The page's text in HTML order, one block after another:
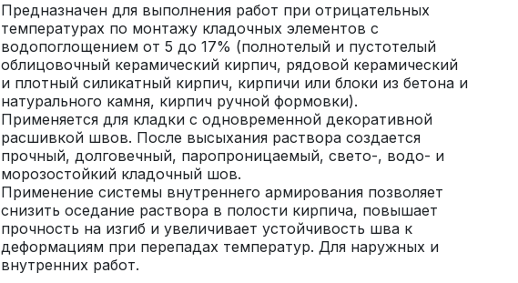
Предназначен для выполнения работ при отрицательных
температурах по монтажу кладочных элементов с
водопоглощением от 5 до 17% (полнотелый и пустотелый
облицовочный керамический кирпич, рядовой керамический
и плотный силикатный кирпич, кирпичи или блоки из бетона и
натурального камня, кирпич ручной формовки).
Применяется для кладки с одновременной декоративной
расшивкой швов. После высыхания раствора создается
прочный, долговечный, паропроницаемый, свето-, водо- и
морозостойкий кладочный шов.
Применение системы внутреннего армирования позволяет
снизить оседание раствора в полости кирпича, повышает
прочность на изгиб и увеличивает устойчивость шва к
деформациям при перепадах температур. Для наружных и
внутренних работ.